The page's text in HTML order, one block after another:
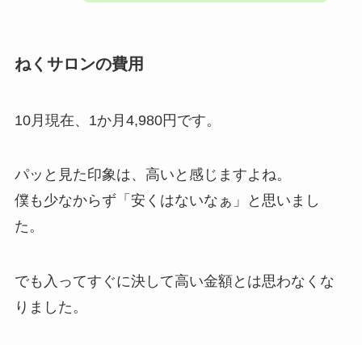
ねくサロンの費用
10月現在、1か月4,980円です。
パッと見た印象は、高いと感じますよね。
僕も少なからず「安くはないなぁ」と思いまし
た。
でも入ってすぐに決して高い金額とは思わなくな
りました。